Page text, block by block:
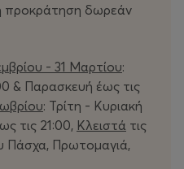
προκράτηση δωρεάν
- 31 Μαρτίου:
& Παρασκευή έως τις
: Τρίτη - Κυριακή
τις 21:00, Κλειστά τις
Πάσχα, Πρωτομαγιά,